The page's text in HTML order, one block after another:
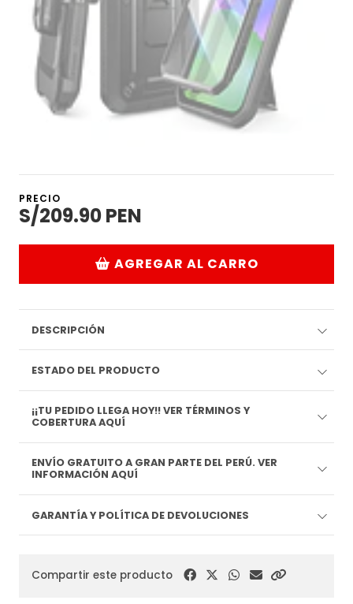
PRECIO
S/209.90 PEN
AGREGAR AL CARRO
DESCRIPCIÓN
ESTADO DEL PRODUCTO
¡¡TU PEDIDO LLEGA HOY!! VER TÉRMINOS Y
COBERTURA AQUÍ
ENVÍO GRATUITO A GRAN PARTE DEL PERÚ. VER
INFORMACIÓN AQUÍ
GARANTÍA Y POLÍTICA DE DEVOLUCIONES
Compartir este producto